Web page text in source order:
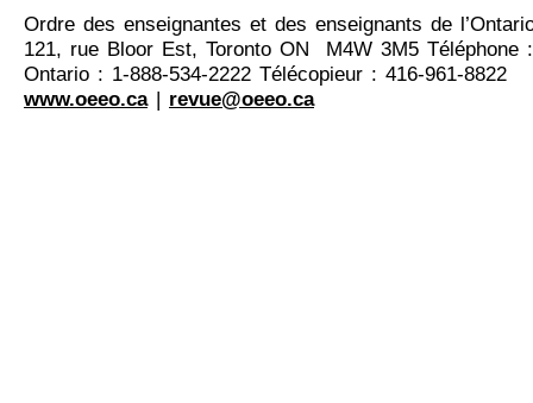
Ordre des enseignantes et des enseignants de
121, rue Bloor Est, Toronto ON M4W 3M5 Téléphone
Ontario : 1-888-534-2222 Télécopieur : 416-961-8822
www.oeeo.ca| revue@oeeo.ca